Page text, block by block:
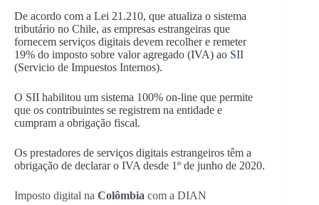
De acordo com a Lei 21.210, que atualiza o sistema
tributário no Chile, as empresas estrangeiras que
fornecem serviços digitais devem recolher e remeter
19% do imposto sobre valor agregado (IVA) ao SII
(Servicio de Impuestos Internos).
O SII habilitou um sistema 100% on-line que permite
que os contribuintes se registrem na entidade e
cumpram a obrigação fiscal.
Os prestadores de serviços digitais estrangeiros têm a
obrigação de declarar o IVA desde 1º de junho de 2020.
Imposto digital na Colômbia com a DIAN